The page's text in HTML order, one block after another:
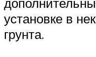
установке в
грунта.